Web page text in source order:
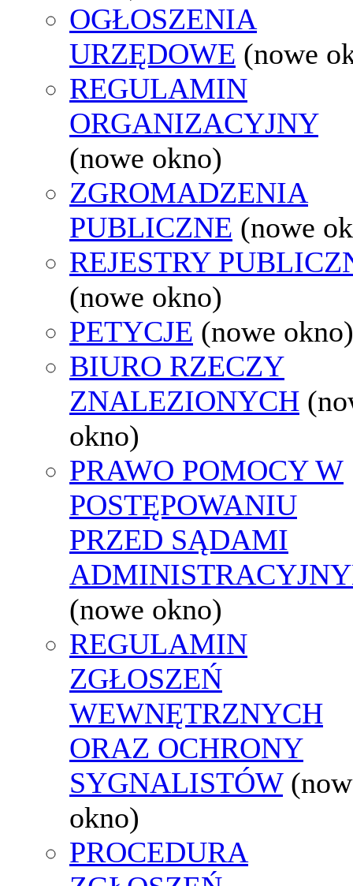
OGŁOSZENIA
URZĘDOWE (nowe
REGULAMIN
ORGANIZACYJNY
(nowe okno)
ZGROMADZENIA
PUBLICZNE (nowe
REJESTRY
(nowe okno)
PETYCJE (nowe okno)
BIURO RZECZY
ZNALEZIONYCH
okno)
PRAWO POMOCY W
POSTĘPOWANIU
PRZED SĄDAMI
(nowe okno)
REGULAMIN
ZGŁOSZEŃ
WEWNĘTRZNYCH
ORAZ OCHRONY
SYGNALISTÓW
okno)
PROCEDURA